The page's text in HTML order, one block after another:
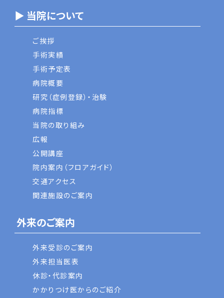
▶ 当院について
ご挨拶
手術実績
手術予定表
病院概要
研究（症例登録）・治験
病院指標
当院の取り組み
広報
公開講座
院内案内（フロアガイド）
交通アクセス
関連施設のご案内
外来のご案内
外来受診のご案内
外来担当医表
休診・代診案内
かかりつけ医からのご紹介